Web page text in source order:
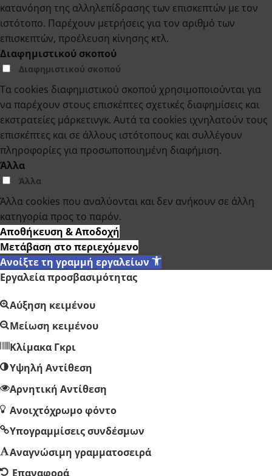
κατανόηση της αλληλεπίδρασης των επισκεπτών με τον
ιστότοπο. Παρέχουν μετρήσεις για τον αριθμό των
επισκεπτών, προέλευση κίνησης κτλ.
Διαφημιστικού σκοπού
Διαφημιστικού σκοπού
Τα cookies διαφημιστικού σκοπού χρησιμοποιούνται για
να παρέχουν στους επισκέπτες σχετικές διαφημίσεις και
εκστρατείες μάρκετινγκ. Αυτά τα cookies ιχνηλατούν τους
επισκέπτες και σε άλλους ιστότοπους και συλλέγουν
πληροφορίες για προσωποποιημένη διαφήμιση.
Άλλα
Άλλα
Άλλα cookies που αναλύονται και δεν ανήκουν σε άλλη
κατηγορία προς το παρόν.
Αποθήκευση & Αποδοχή
Μετάβαση στο περιεχόμενο
Ανοίξτε τη γραμμή εργαλείων
Εργαλεία προσβασιμότητας
Αύξηση κειμένου
Μείωση κειμένου
Κλίμακα Γκρι
Υψηλή Αντίθεση
Αρνητική Αντίθεση
Ανοιχτόχρωμο φόντο
Υπογραμμίσεις συνδέσμων
Αναγνώσιμη γραμματοσειρά
Επαναφορά